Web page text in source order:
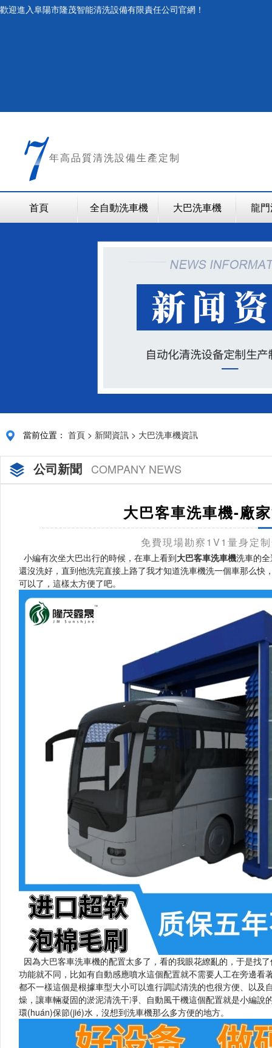
歡迎進入阜陽市隆茂智能清洗設備有限責任公司官網！
年高品質清洗設備生產定制
首頁 全自動洗車機 大巴洗車機 龍
當前位置： 首頁 > 新聞資訊 > 大巴洗車機資訊
公司新聞 COMPANY NEWS
大巴客車洗車機-廠
免費現場勘察1V1量身定
小編有次坐大巴出行的時候，在車上看到大巴客車洗車機洗車的全
還沒洗好，直到他洗完直接上路了我才知道洗車機洗一個車那么
可以了，這樣太方便了吧。
因為大巴客車洗車機的配置太多了，看的我眼花繚亂的，于是找了
功能就不同，比如有自動感應噴水這個配置就不需要人工在旁邊看著啟動
都不一樣這個是根據車型大小可以進行調試清洗的也很方便、以及自
燥，讓車輛凝固的淤泥清洗干凈、自動風干機這個配置就是小編
環(huán)保節(jié)水，沒想到洗車機那么多方便的地方。